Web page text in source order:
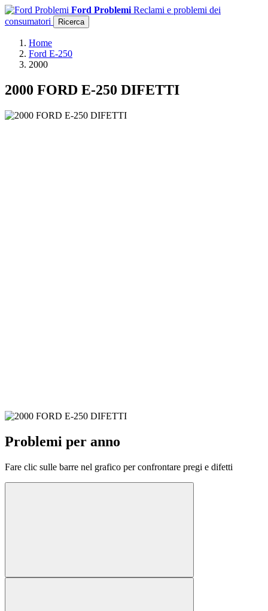
Ford Problemi Reclami e problemi dei
consumatori
Ricerca
Home
Ford E-250
2000
2000 FORD E-250 DIFETTI
Problemi per anno
Fare clic sulle barre nel grafico per confrontare pregi e difetti